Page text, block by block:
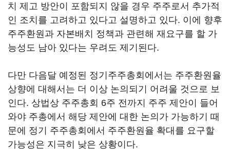
치 제고 방안이 포함되지 않을 경우 주주로서 추가적
인 조치를 고려하고 있다고 설명하고 있다. 이에 향후
주주환원과 자본배치 정책과 관련해 재요구를 할 가
능성도 남아 있다는 우려도 제기된다.
다만 다음달 예정된 정기주주총회에서는 주주환원율
상향에 대해서는 더 이상 논의되기 어려울 것으로 보
인다. 상법상 주주총회 6주 전까지 주주 제안이 들어
와야 주총에서 해당 제안에 대한 논의가 가능하기 때
문에 정기 주주총회에서 주주환원율 확대를 요구할
가능성은 지극히 낮은 상황이다.